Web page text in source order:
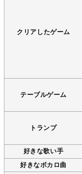
クリアしたゲーム
テーブルゲーム
トランプ
好きな歌い手
好きなボカロ曲